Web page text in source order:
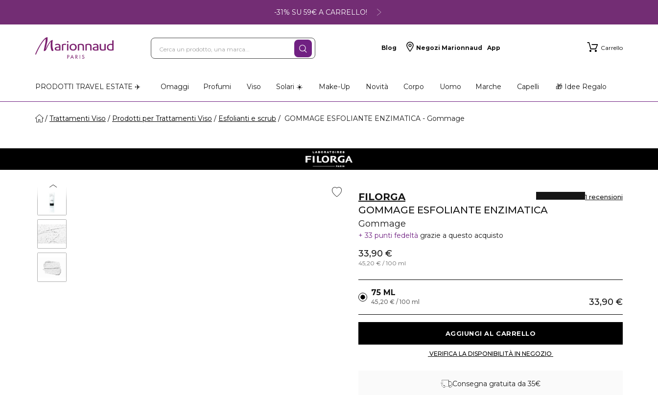
-31% SU 59€ A CARRELLO!
Blog Negozi Marionnaud App Carrello
PRODOTTI TRAVEL ESTATE ✈️ Omaggi Profumi Viso Solari ☀️ Make-Up Novità Corpo Uomo Marche Capelli 🎁 Idee Regalo
Trattamenti Viso Prodotti per Trattamenti Viso Esfolianti e scrub GOMMAGE ESFOLIANTE ENZIMATICA - Gommage
FILORGA
GOMMAGE ESFOLIANTE ENZIMATICA
Gommage
1 recensioni
33 punti fedeltà grazie a questo acquisto
33,90 €
45,20 € / 100 ml
75 ML
33,90 €
45,20 € / 100 ml
Consegna gratuita da 35€